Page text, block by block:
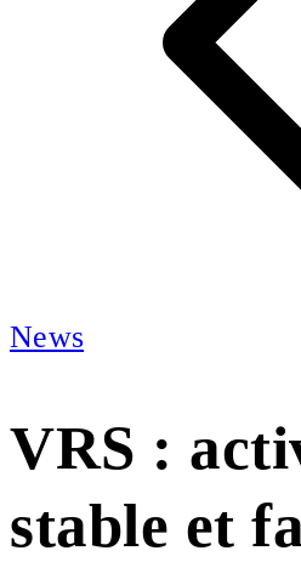
News
VRS :
stable et